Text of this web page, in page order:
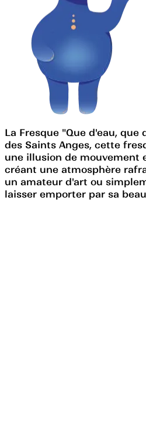
La Fresque "Que d'eau,
des Saints Anges, cette
une illusion de mouvement
créant une atmosphère
un amateur d'art ou
laisser emporter par sa